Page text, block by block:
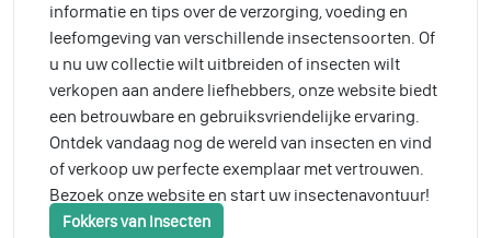
informatie en tips over de verzorging, voeding en
leefomgeving van verschillende insectensoorten. Of
u nu uw collectie wilt uitbreiden of insecten wilt
verkopen aan andere liefhebbers, onze website biedt
een betrouwbare en gebruiksvriendelijke ervaring.
Ontdek vandaag nog de wereld van insecten en vind
of verkoop uw perfecte exemplaar met vertrouwen.
Bezoek onze website en start uw insectenavontuur!
Fokkers van Insecten